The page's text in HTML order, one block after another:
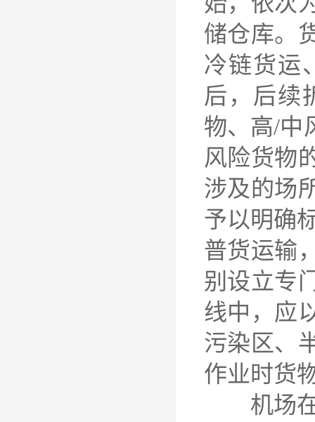
储仓库。
冷链货运
后，后续
物、高/中
风险货物
涉及的场
予以明确
普货运输
别设立专
线中，应
污染区、
作业时货
机场在